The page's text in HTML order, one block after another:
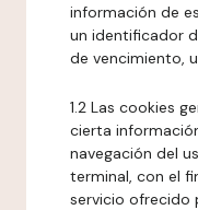
información de
un identificador
de vencimiento,
1.2 Las cookies
cierta
navegación del
terminal, con el
servicio ofrecido